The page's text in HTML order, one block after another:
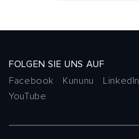
FOLGEN SIE UNS AUF
Facebook
Kununu LinkedIn
YouTube